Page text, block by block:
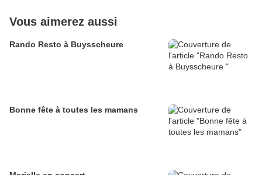
Vous aimerez aussi
Rando Resto à Buysscheure
Bonne fête à toutes les mamans